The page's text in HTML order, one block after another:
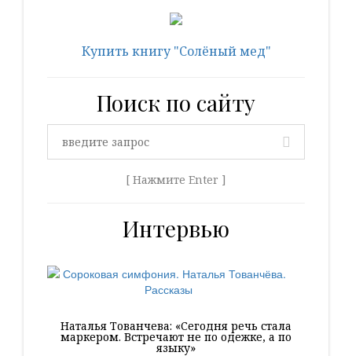
Купить книгу "Солёный мед"
Поиск по сайту
[ Нажмите Enter ]
Интервью
Наталья Тованчева: «Сегодня речь стала
маркером. Встречают не по одежке, а по
языку»